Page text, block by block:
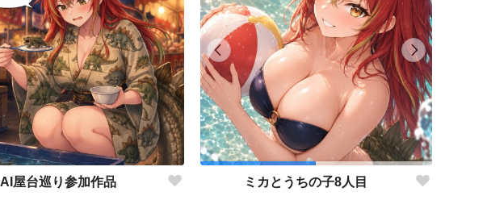
AI屋台巡り参加作品 ミカとうちの子8人目